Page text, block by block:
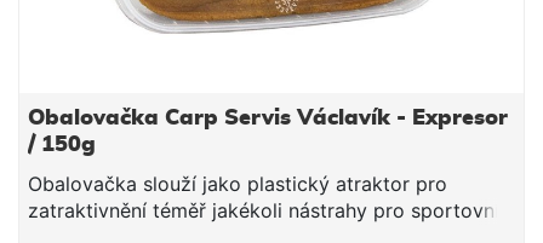
Obalovačka Carp Servis Václavík - Expresor
/ 150g
Obalovačka slouží jako plastický atraktor pro
zatraktivnění téměř jakékoli nástrahy pro sportovní